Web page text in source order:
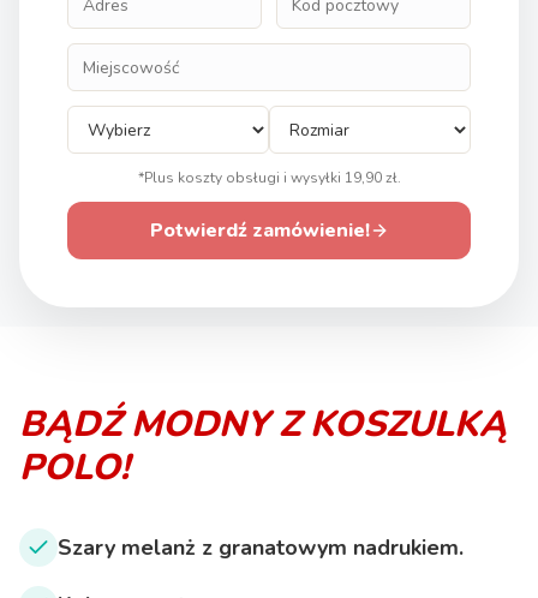
*Plus koszty obsługi i wysyłki 19,90 zł.
Potwierdź zamówienie!
BĄDŹ MODNY Z KOSZULKĄ
POLO!
Szary melanż z granatowym nadrukiem.